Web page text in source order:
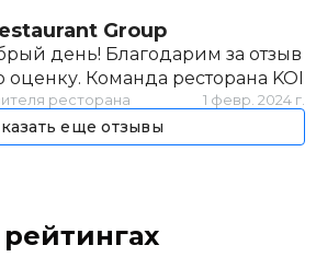
Group
день! Благодарим за отзыв
Команда ресторана KOI
ресторана 1 февр. 2024 г.
еще отзывы